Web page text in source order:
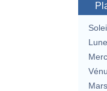
Lune
Mars